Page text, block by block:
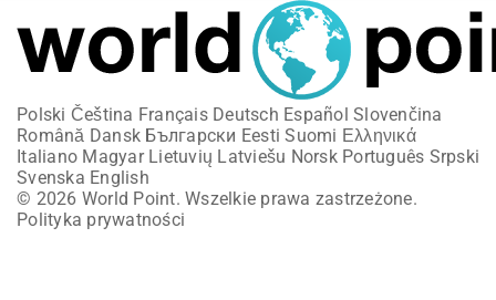
Polski Čeština Français Deutsch Español Slovenčina
Română Dansk Български Eesti Suomi Ελληνικά
Italiano Magyar Lietuvių Latviešu Norsk Português Srpski
Svenska English
© 2026 World Point. Wszelkie prawa zastrzeżone.
Polityka prywatności